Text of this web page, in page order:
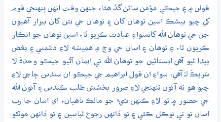
قولن ۾ ۽ جيڪي مؤمن ساڻن گڏ هئا، جنهن وقت انهن پنهنجي قوم
کي چيو بيشڪ اسين توهان کان ۽ توهان جي بتن کان بيزار آهيون
جن جي توهان الله کانسواءِ عبادت ڪريو ٿا، اسين توهان جو انڪار
ڪريون ٿا، ۽ توهان ۽ اسان جي وچ ۾ هميشه لاءِ دشمني ۽ بغض
پيدا ٿيو آهي ايستائين جو توهان الله تي ايمان آڻيو جيڪو وحدہٗ لا
شريڪَ لہٗ آهي، سواءِ ان قول ابراهيم جي جيڪو ان سندس چاچي لاءِ
چيو هو ته آئون تنهنجي لاءِ ضرور بخشش طلب ڪندس ۽ آئون الله
جي حضور ۾ تو لاءِ ڪنهن شيءِ جو مالڪ ناهيان، اي اسان جا رب
اسان تو تي توڪل ڪئي ۽ تو ڏانهن رجوع ٿياسين ۽ تو ڏانهن موٽڻو